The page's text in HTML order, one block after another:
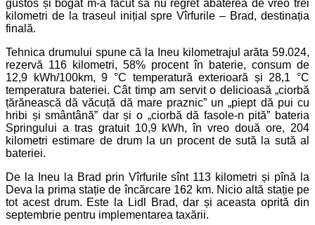
gustos și bogat m-a făcut să nu regret abaterea de vreo trei
kilometri de la traseul inițial spre Vîrfurile – Brad, destinația
finală.
Tehnica drumului spune că la Ineu kilometrajul arăta 59.024,
rezervă 116 kilometri, 58% procent în baterie, consum de
12,9 kWh/100km, 9 °C temperatură exterioară și 28,1 °C
temperatura bateriei. Cât timp am servit o delicioasă „ciorbă
țărănească dă văcuță dă mare praznic” un „piept dă pui cu
hribi și smântână” dar și o „ciorbă dă fasole-n pită” bateria
Springului a tras gratuit 10,9 kWh, în vreo două ore, 204
kilometri estimare de drum la un procent de sută la sută al
bateriei.
De la Ineu la Brad prin Vîrfurile sînt 113 kilometri și pînă la
Deva la prima stație de încărcare 162 km. Nicio altă stație pe
tot acest drum. Este la Lidl Brad, dar și aceasta oprită din
septembrie pentru implementarea taxării.